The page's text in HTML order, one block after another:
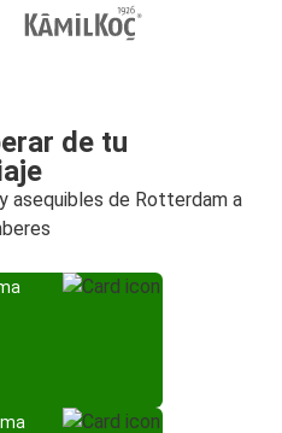
de tu
asequibles de Rotterdam a